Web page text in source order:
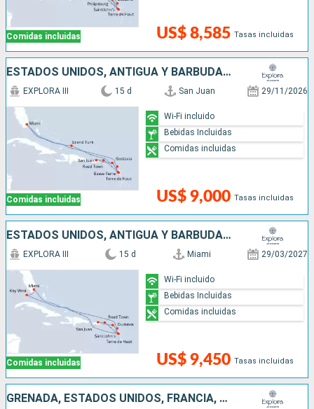
Comidas incluidas US$ 8,585 Tasas incluidas
ESTADOS UNIDOS, ANTIGUA Y BARBUDA, FRANCIA, PUERTO RICO
Comidas incluidas
EXPLORA III 15 d San Juan 29/11/2026
US$ 9,000 Tasas incluidas
Wi-Fi incluido
Bebidas Incluidas
Comidas incluidas
ESTADOS UNIDOS, ANTIGUA Y BARBUDA, PUERTO RICO, FRANCIA
Comidas incluidas
EXPLORA III 15 d Miami 29/03/2027
US$ 9,450 Tasas incluidas
Wi-Fi incluido
Bebidas Incluidas
Comidas incluidas
GRENADA, ESTADOS UNIDOS, FRANCIA, SAN VINCENT Y LAS GRANADINAS, BARBADOS, ANTIGUA Y BARBUDA, SANTA LUCIA